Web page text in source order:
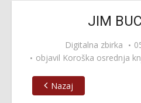
JIM
Digitalna zbirka
objavil Koroška osrednja
Nazaj